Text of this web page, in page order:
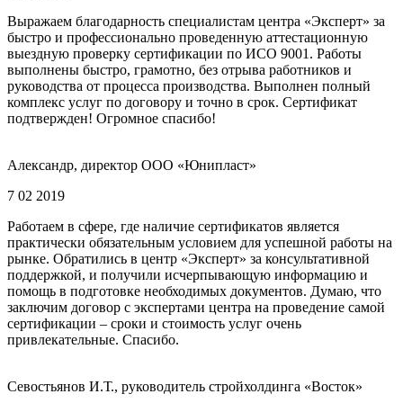
Выражаем благодарность специалистам центра «Эксперт» за
быстро и профессионально проведенную аттестационную
выездную проверку сертификации по ИСО 9001. Работы
выполнены быстро, грамотно, без отрыва работников и
руководства от процесса производства. Выполнен полный
комплекс услуг по договору и точно в срок. Сертификат
подтвержден! Огромное спасибо!
Александр, директор ООО «Юнипласт»
7 02 2019
Работаем в сфере, где наличие сертификатов является
практически обязательным условием для успешной работы на
рынке. Обратились в центр «Эксперт» за консультативной
поддержкой, и получили исчерпывающую информацию и
помощь в подготовке необходимых документов. Думаю, что
заключим договор с экспертами центра на проведение самой
сертификации – сроки и стоимость услуг очень
привлекательные. Спасибо.
Севостьянов И.Т., руководитель стройхолдинга «Восток»